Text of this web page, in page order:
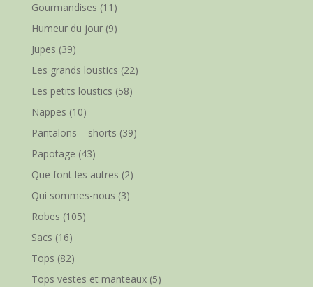
Gourmandises (11)
Humeur du jour(9)
Jupes (39)
Les grands loustics (22)
Les petits loustics (58)
Nappes (10)
Pantalons – shorts (39)
Papotage (43)
Que font les autres (2)
Qui sommes-nous (3)
Robes (105)
Sacs (16)
Tops (82)
Tops vestes et manteaux(5)